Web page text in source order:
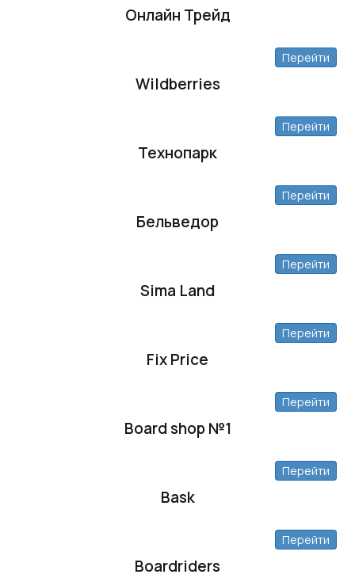
Онлайн Трейд
Wildberries
Перейти
Технопарк
Перейти
Бельведор
Перейти
Sima Land
Перейти
Fix Price
Перейти
Board shop №1
Перейти
Bask
Перейти
Boardriders
Перейти